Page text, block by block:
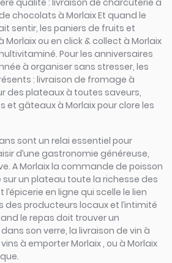
qualité : livraison de charcuterie à
chocolats à Morlaix Et quand le
sentir, les paniers de fruits et
ou en click & collect à Morlaix
Pour les anniversaires
à organiser sans stresser, les
: livraison de fromage à
des plateaux à toutes saveurs,
et gâteaux à Morlaix pour clore les
sont un relai essentiel pour
d’une gastronomie généreuse,
A Morlaix la commande de poisson
un plateau toute la richesse des
l’épicerie en ligne qui scelle le lien
des producteurs locaux et l’intimité
le repas doit trouver un
son verre, la livraison de vin à
à emporter Morlaix , ou à Morlaix